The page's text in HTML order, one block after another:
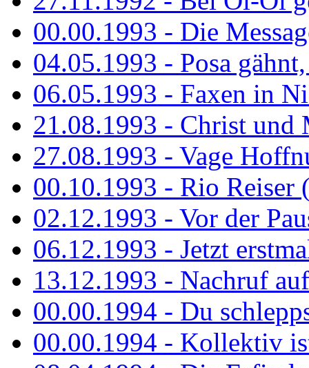
00.00.1993 - Die
04.05.1993 - Posa
06.05.1993 - Faxen in
21.08.1993 - Christ und
27.08.1993 - Vage
00.10.1993 - Rio Reiser
02.12.1993 - Vor der
06.12.1993 - Jetzt
13.12.1993 - Nachruf
00.00.1994 - Du
00.00.1994 - Kollektiv